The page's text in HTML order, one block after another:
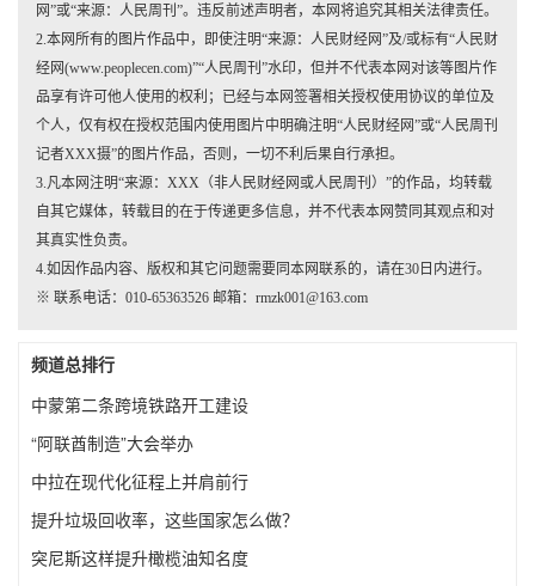
网”或“来源：人民周刊”。违反前述声明者，本网将追究其相关法律责任。
2.本网所有的图片作品中，即使注明“来源：人民财经网”及/或标有“人民财
经网(www.peoplecen.com)”“人民周刊”水印，但并不代表本网对该等图片作
品享有许可他人使用的权利；已经与本网签署相关授权使用协议的单位及
个人，仅有权在授权范围内使用图片中明确注明“人民财经网”或“人民周刊
记者XXX摄”的图片作品，否则，一切不利后果自行承担。
3.凡本网注明“来源：XXX（非人民财经网或人民周刊）”的作品，均转载
自其它媒体，转载目的在于传递更多信息，并不代表本网赞同其观点和对
其真实性负责。
4.如因作品内容、版权和其它问题需要同本网联系的，请在30日内进行。
※ 联系电话：010-65363526 邮箱：rmzk001@163.com
频道总排行
​中蒙第二条跨境铁路开工建设
“阿联酋制造”大会举办
中拉在现代化征程上并肩前行
提升垃圾回收率，这些国家怎么做？
突尼斯这样提升橄榄油知名度